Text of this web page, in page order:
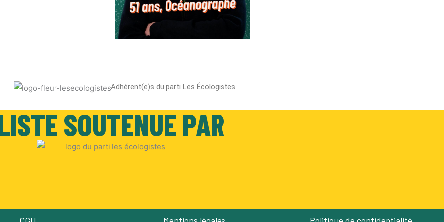
Adhérent(e)s du parti Les Écologistes
SOUTENUE PAR
CGU Mentions légales Politique de confidentialité